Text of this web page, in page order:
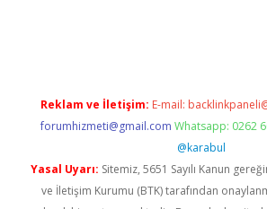
Reklam ve İletişim: E-mail:
forumhizmeti@gmail.com Whatsapp: 0262
@karabul
Yasal Uyarı: Sitemiz, 5651 Sayılı Kanun
ve İletişim Kurumu (BTK) tarafından